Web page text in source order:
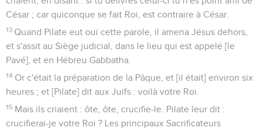
César ; car quiconque se fait Roi, est contraire à César.
13 Quand Pilate eut ouï cette parole, il amena Jésus dehors,
et s'assit au Siège judicial, dans le lieu qui est appelé [le
Pavé], et en Hébreu Gabbatha.
14 Or c'était la préparation de la Pâque, et [il était] environ six
heures ; et [Pilate] dit aux Juifs : voilà votre Roi.
15 Mais ils criaient : ôte, ôte, crucifie-le. Pilate leur dit :
crucifierai-je votre Roi ? Les principaux Sacrificateurs